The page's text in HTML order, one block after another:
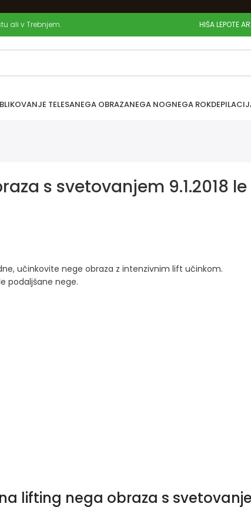
ali v Trebnjem. HIŠA LEPOTE
TELESANEGA OBRAZANEGA NOGNEGA ROK
s svetovanjem 9.1.2018 le
učinkovite nege obraza z intenzivnim lift učinkom.
podaljšane nege.
lifting nega obraza s